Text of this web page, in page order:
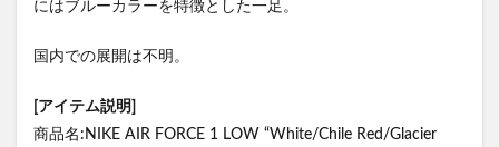
にはブルーカラーを特徴とした一足。
国内での展開は不明。
[アイテム説明]
商品名:NIKE AIR FORCE 1 LOW “White/Chile Red/Glacier